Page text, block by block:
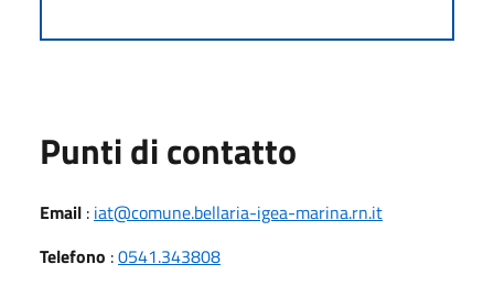
Punti di contatto
Email : iat@comune.bellaria-igea-marina.rn.it
Telefono :0541.343808